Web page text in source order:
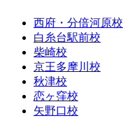
西府・分倍河原校
白糸台駅前校
柴崎校
京王多摩川校
秋津校
恋ヶ窪校
矢野口校